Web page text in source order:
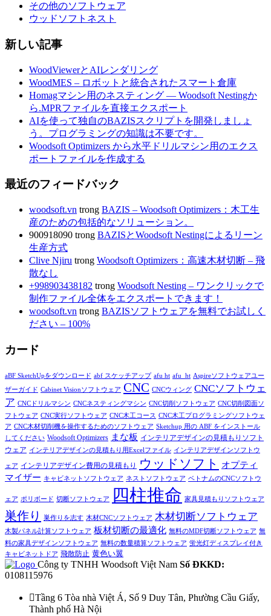
その他のソフトウェア
ウッドソフトネスト
新しい記事
WoodViewerとAIレンダリング
WoodMES – ロボットと統合されたスマート倉庫
Homagマシン用のネスティング — Woodsoft Nestingか
ら.MPRファイルを直接エクスポート
AIを使って独自のBAZISスクリプトを開発しましょ
う。プログラミングの知識は不要です。
Woodsoft Optimizers から水平ドリルマシン用のエクス
ポートファイルを作成する
最近のフィードバック
woodsoft.vn trong BAZIS – Woodsoft Optimizers：木工生
産のための包括的なソリューション。
900918090 trong BAZISとWoodsoft Nestingによるリーン
生産方式
Clive Njiru trong Woodsoft Optimizers：高速木材切断 – 飛
散なし
+998903438182 trong Woodsoft Nesting – ワンクリックで
制作ファイル全体をエクスポートできます！
woodsoft.vn trong BAZISソフトウェアを無料でお試しく
ださい – 100%
カード
aBF SketchUpをダウンロード abf スケッチアップ afu ht afu_ht Aspireソフトウェアユー
ザーガイド Cabinet Visionソフトウェア CNC CNCウィング CNCソフトウェ
ア CNCドリルマシン CNCネスティングマシン CNC切削ソフトウェア CNC切削図面ソ
フトウェア CNC実行ソフトウェア CNC木工コース CNC木工プログラミングソフトウェ
ア CNC木材切削機を操作するためのソフトウェア Sketchup 用の ABF をインストール
してください Woodsoft Optimizers まな板 インテリアデザインの見積もりソフト
ウェア インテリアデザインの見積もり用Excelファイル インテリアデザインソフトウ
ェア インテリアデザイン費用の見積もり ウッドソフト
オプティ
マイザー キャビネットソフトウェア ネストソフトウェア ベトナムのCNCソフトウ
ェア ポリボード 切断ソフトウェア 四柱推命 家具見積もりソフトウェア
巣作り 巣作りを志す 木材CNCソフトウェア 木材切断ソフトウェア
木製パネル計算ソフトウェア 板材切断の最適化 無料のMDF切断ソフトウェア 無
料の家具デザインソフトウェア 無料の数量積算ソフトウェア 蛍光灯ディスプレイ付き
キャビネットドア 飛散防止 黄色い翼
Công ty TNHH Woodsoft Việt Nam Số ĐKKD:
0108115976
Tầng 6 Tòa nhà Việt Á, Số 9 Duy Tân, Phường Cầu Giấy,
Thành phố Hà Nội